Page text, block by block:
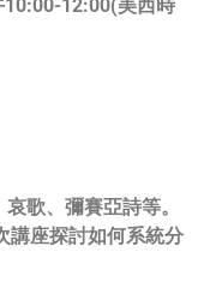
12:00(美西時
歌、彌賽亞詩等。
講座探討如何系統分